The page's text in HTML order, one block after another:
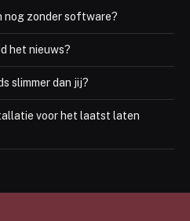
nog zonder software?
het nieuws?
slimmer dan jij?
voor het laatst laten